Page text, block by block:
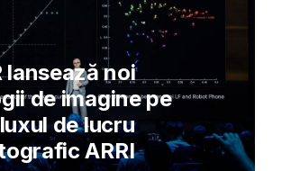
lansează noi
de imagine pe
de lucru
ARRI